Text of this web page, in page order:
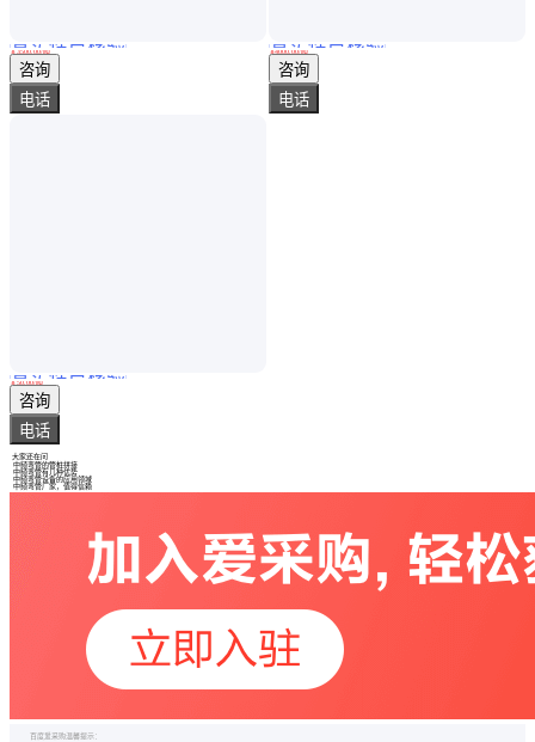
矿用涂塑钢管 抗静电抗阻燃管 钢塑复合管 友发
真实性已核验
￥ 3500.00/吨
天津
咨询
电话
球扁钢 任意切割 规格多样 产品表面光滑 防腐防锈 华恩
真实性已核验
￥50.00/吨
浙江绍兴
咨询
电话
Q235B热镀锌扁钢定做 Q235D热轧方钢 高强度 库存充足
真实性已核验
￥4000 .00/吨
天津
咨询
电话
大家还在问
中频弯管的管桩拼接
中频弯管有几种优势
中频弯管设备的应用领域
中频弯管厂家，值得信赖
百度爱采购温馨提示：